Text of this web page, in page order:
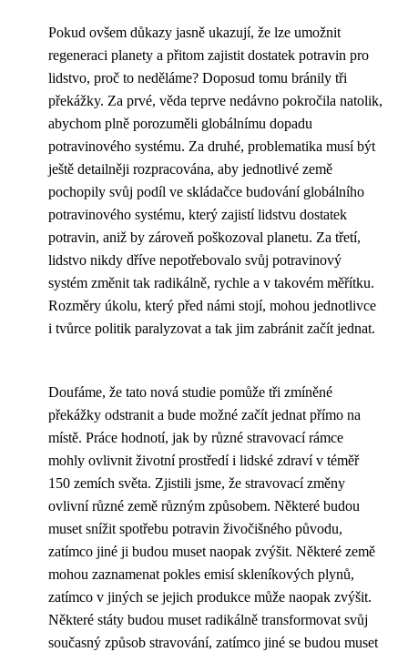
Pokud ovšem důkazy jasně ukazují, že lze umožnit
regeneraci planety a přitom zajistit dostatek potravin pro
lidstvo, proč to neděláme? Doposud tomu bránily tři
překážky. Za prvé, věda teprve nedávno pokročila natolik,
abychom plně porozuměli globálnímu dopadu
potravinového systému. Za druhé, problematika musí být
ještě detailněji rozpracována, aby jednotlivé země
pochopily svůj podíl ve skládačce budování globálního
potravinového systému, který zajistí lidstvu dostatek
potravin, aniž by zároveň poškozoval planetu. Za třetí,
lidstvo nikdy dříve nepotřebovalo svůj potravinový
systém změnit tak radikálně, rychle a v takovém měřítku.
Rozměry úkolu, který před námi stojí, mohou jednotlivce
i tvůrce politik paralyzovat a tak jim zabránit začít jednat.
Doufáme, že tato nová studie pomůže tři zmíněné
překážky odstranit a bude možné začít jednat přímo na
místě. Práce hodnotí, jak by různé stravovací rámce
mohly ovlivnit životní prostředí i lidské zdraví v téměř
150 zemích světa. Zjistili jsme, že stravovací změny
ovlivní různé země různým způsobem. Některé budou
muset snížit spotřebu potravin živočišného původu,
zatímco jiné ji budou muset naopak zvýšit. Některé země
mohou zaznamenat pokles emisí skleníkových plynů,
zatímco v jiných se jejich produkce může naopak zvýšit.
Některé státy budou muset radikálně transformovat svůj
současný způsob stravování, zatímco jiné se budou muset